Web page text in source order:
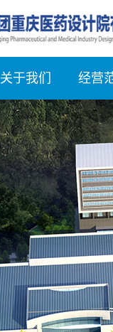
关于我们 经营